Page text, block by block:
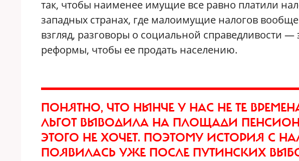
так, чтобы наименее имущие все равно платили
западных странах, где малоимущие налогов
взгляд, разговоры о социальной справедливости —
реформы, чтобы ее продать населению.
ПОНЯТНО, ЧТО НЫНЧЕ У НАС НЕ ТЕ
ЛЬГОТ ВЫВОДИЛА НА ПЛОЩАДИ
ЭТОГО НЕ ХОЧЕТ. ПОЭТОМУ ИСТОРИЯ С
ПОЯВИЛАСЬ УЖЕ ПОСЛЕ ПУТИНСКИХ